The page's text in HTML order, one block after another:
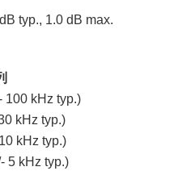
typ., 1.0 dB max.
100 kHz typ.)
kHz typ.)
kHz typ.)
5 kHz typ.)